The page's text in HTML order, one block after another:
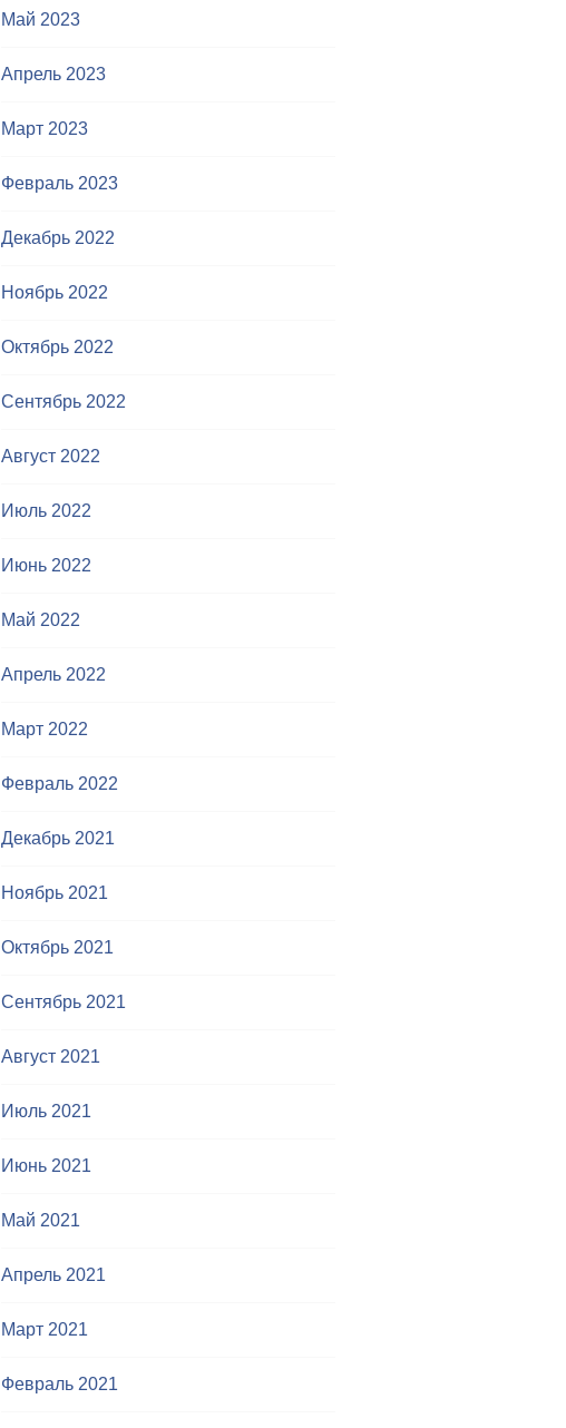
Май 2023
Апрель 2023
Март 2023
Февраль 2023
Декабрь 2022
Ноябрь 2022
Октябрь 2022
Сентябрь 2022
Август 2022
Июль 2022
Июнь 2022
Май 2022
Апрель 2022
Март 2022
Февраль 2022
Декабрь 2021
Ноябрь 2021
Октябрь 2021
Сентябрь 2021
Август 2021
Июль 2021
Июнь 2021
Май 2021
Апрель 2021
Март 2021
Февраль 2021